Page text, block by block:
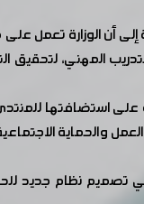
أن الوزارة تعمل
لتحقيق
استضافتها
والحماية
تصميم نظام جديد